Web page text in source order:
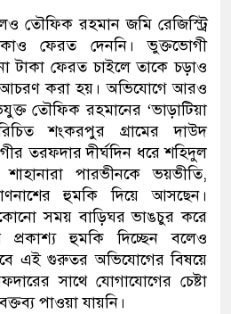
তৌফিক রহমান জমি রেজিস্ট্রি
ফেরত দেননি। ভুক্তভোগী
টাকা ফেরত চাইলে তাকে চড়াও
করা হয়। অভিযোগে আরও
তৌফিক রহমানের ‘ভাড়াটিয়া
শংকরপুর গ্রামের দাউদ
তরফদার দীর্ঘদিন ধরে শহিদুল
পারভীনকে ভয়ভীতি,
হুমকি দিয়ে আসছেন।
সময় বাড়িঘর ভাঙচুর করে
হুমকি দিচ্ছেন বলেও
এই গুরুতর অভিযোগের বিষয়ে
সাথে যোগাযোগের চেষ্টা
পাওয়া যায়নি।